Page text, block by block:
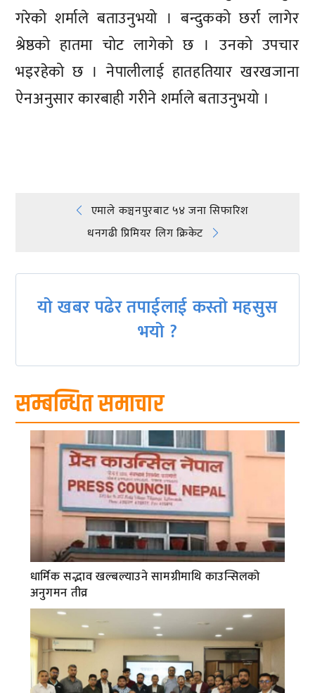
गरेको शर्माले बताउनुभयो । बन्दुकको छर्रा लागेर
श्रेष्ठको हातमा चोट लागेको छ । उनको उपचार
भइरहेको छ । नेपालीलाई हातहतियार खरखजाना
ऐनअनुसार कारबाही गरीने शर्माले बताउनुभयो ।
Post
navigation
एमाले कञ्चनपुरबाट ५४ जना सिफारिश
धनगढी प्रिमियर लिग क्रिकेट
यो खबर पढेर तपाईलाई कस्तो महसुस
भयो ?
सम्बन्धित समाचार
धार्मिक सद्भाव खल्बल्याउने सामग्रीमाथि काउन्सिलको
अनुगमन तीव्र